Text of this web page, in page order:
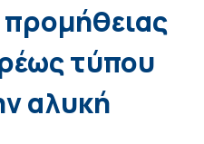
τύπου
αλυκή